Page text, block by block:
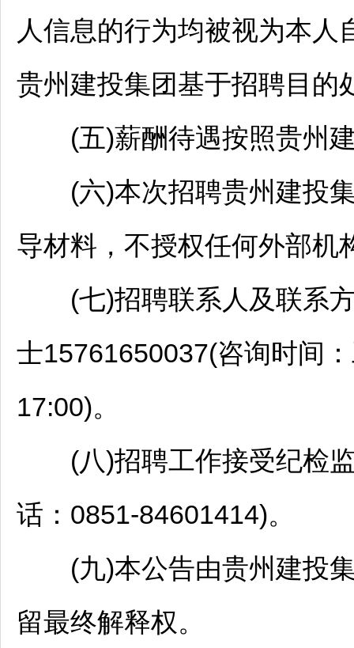
人信息的行为均被视为本
贵州建投集团基于招聘目的
(五)薪酬待遇按照贵州建
(六)本次招聘贵州建投
导材料，不授权任何外部机
(七)招聘联系人及联系
士15761650037(咨询时间
17:00)。
(八)招聘工作接受纪检
话：0851-84601414)。
(九)本公告由贵州建投
留最终解释权。